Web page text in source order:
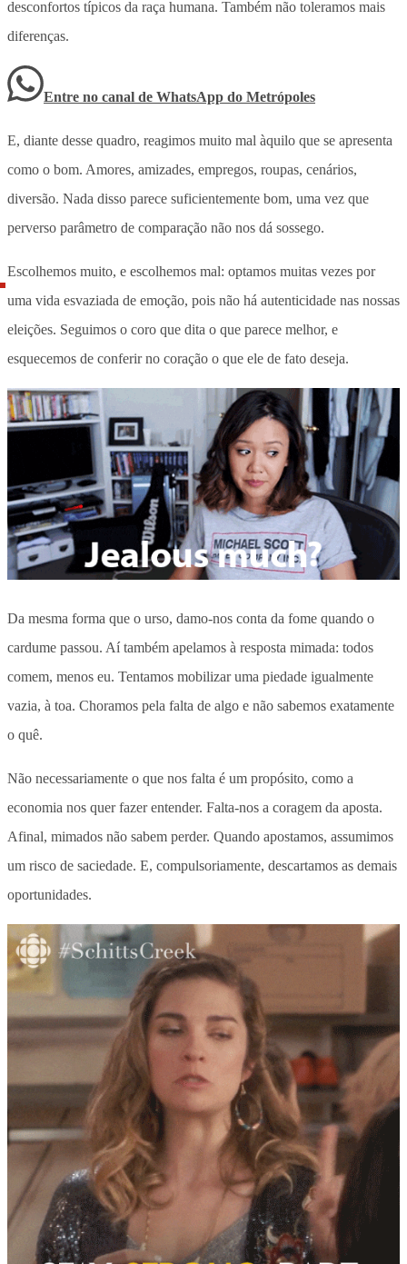
desconfortos típicos da raça humana. Também não toleramos mais
diferenças.
Entre no canal de WhatsApp do Metrópoles
E, diante desse quadro, reagimos muito mal àquilo que se apresenta
como o bom. Amores, amizades, empregos, roupas, cenários,
diversão. Nada disso parece suficientemente bom, uma vez que
perverso parâmetro de comparação não nos dá sossego.
Escolhemos muito, e escolhemos mal: optamos muitas vezes por
uma vida esvaziada de emoção, pois não há autenticidade nas nossas
eleições. Seguimos o coro que dita o que parece melhor, e
esquecemos de conferir no coração o que ele de fato deseja.
Da mesma forma que o urso, damo-nos conta da fome quando o
cardume passou. Aí também apelamos à resposta mimada: todos
comem, menos eu. Tentamos mobilizar uma piedade igualmente
vazia, à toa. Choramos pela falta de algo e não sabemos exatamente
o quê.
Não necessariamente o que nos falta é um propósito, como a
economia nos quer fazer entender. Falta-nos a coragem da aposta.
Afinal, mimados não sabem perder. Quando apostamos, assumimos
um risco de saciedade. E, compulsoriamente, descartamos as demais
oportunidades.